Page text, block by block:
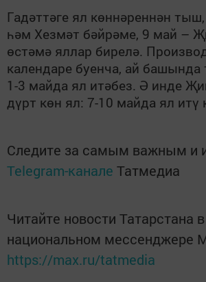
Гадәттәге ял көннәреннән
һәм Хезмәт бәйрәме, 9 май –
өстәмә яллар бирелә.
календаре буенча, ай башында
1-3 майда ял итәбез. Ә инде
дүрт көн ял: 7-10 майда ял итү
Следите за самым важным и
Telegram-канале Татмедиа
Читайте новости Татарстана в
национальном мессенджере
https://max.ru/tatmedia